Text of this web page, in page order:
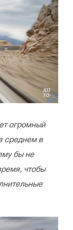
огромный
среднем в
бы не
чтобы